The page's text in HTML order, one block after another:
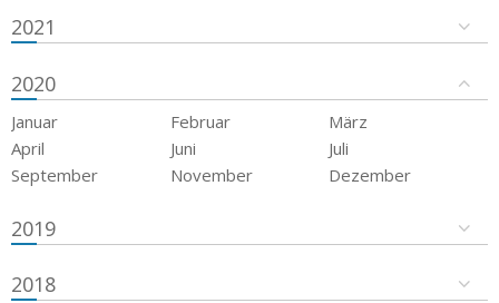
2021
2020
Januar Februar
März
April
Juni
Juli
September
November Dezember
2019
2018